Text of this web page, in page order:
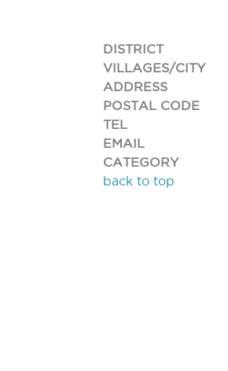
DISTRICT
VILLAGES/CITY
ADDRESS
POSTAL CODE
TEL
EMAIL
CATEGORY
back to top